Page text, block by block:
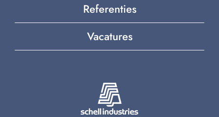
Referenties
Vacatures